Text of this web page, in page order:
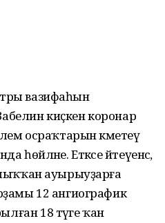
вазифаһын
киҫкен коронар
осраҡтарын кәметеү
һөйләне. Етәксе әйтеүенсә,
ауырыуҙарға
12 ангиографик
18 тәүге ҡан